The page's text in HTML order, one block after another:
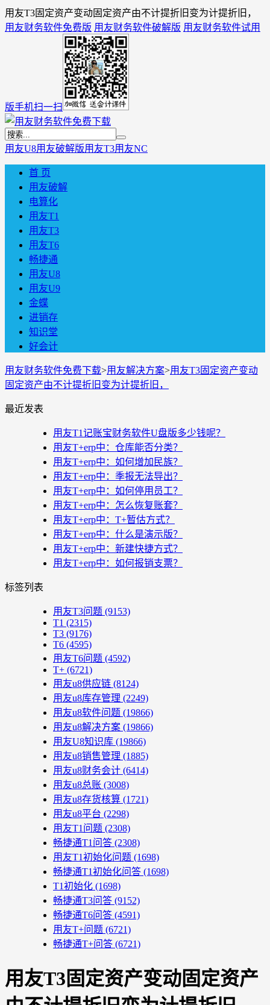
用友T3固定资产变动固定资产由不计提折旧变为计提折旧，
用友财务软件免费版 用友财务软件破解版 用友财务软件试用
版手机扫一扫
用友U8用友破解版用友T3用友NC
首 页
用友破解
电算化
用友T1
用友T3
用友T6
畅捷通
用友U8
用友U9
金蝶
进销存
知识堂
好会计
用友财务软件免费下载>用友解决方案>用友T3固定资产变动
固定资产由不计提折旧变为计提折旧，
最近发表
用友T1记账宝财务软件U盘版多少钱呢？
用友T+erp中：仓库能否分类？
用友T+erp中：如何增加民族？
用友T+erp中：季报无法导出？
用友T+erp中：如何停用员工？
用友T+erp中：怎么恢复账套？
用友T+erp中：T+暂估方式？
用友T+erp中：什么是演示版？
用友T+erp中：新建快捷方式？
用友T+erp中：如何报销支票？
标签列表
用友T3问题 (9153)
T1 (2315)
T3 (9176)
T6 (4595)
用友T6问题 (4592)
T+ (6721)
用友u8供应链 (8124)
用友u8库存管理 (2249)
用友u8软件问题 (19866)
用友u8解决方案 (19866)
用友U8知识库 (19866)
用友u8销售管理 (1885)
用友u8财务会计 (6414)
用友u8总账 (3008)
用友u8存货核算 (1721)
用友u8平台 (2298)
用友T1问题 (2308)
畅捷通T1问答 (2308)
用友T1初始化问题 (1698)
畅捷通T1初始化问答 (1698)
T1初始化 (1698)
畅捷通T3问答 (9152)
畅捷通T6问答 (4591)
用友T+问题 (6721)
畅捷通T+问答 (6721)
用友T3固定资产变动固定资产